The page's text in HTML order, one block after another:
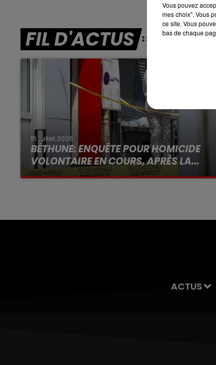
FIL D'ACTUS
15 juillet 2026
BÉTHUNE: ENQUÊTE POUR HOMICIDE
VOLONTAIRE EN COURS, APRÈS LA...
Selon les premiers éléments, le logement
ACTUS
Vous pouvez
mes choix". Vous
ce site. Vous
bas de chaque